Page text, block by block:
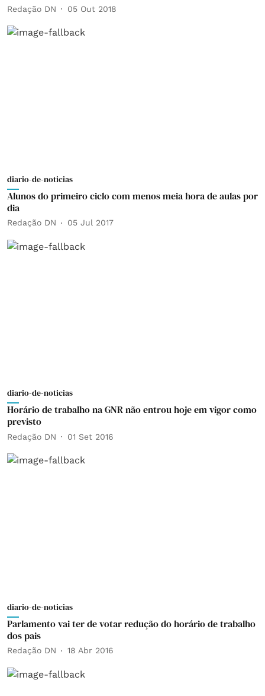
Redação DN 05 Out 2018
diario-de-noticias
Alunos do primeiro ciclo com menos meia hora de aulas por
dia
Redação DN 05 Jul 2017
diario-de-noticias
Horário de trabalho na GNR não entrou hoje em vigor como
previsto
Redação DN 01 Set 2016
diario-de-noticias
Parlamento vai ter de votar redução do horário de trabalho
dos pais
Redação DN 18 Abr 2016